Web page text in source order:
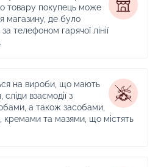
товару покупець може
магазину, де було
телефоном гарячої лінії
на вироби, що мають
взаємодії з
а також засобами,
кремами та мазями, що містять